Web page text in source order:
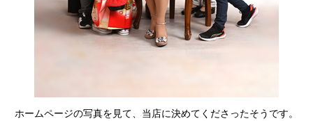
ホームページの写真を見て、当店に決めてくださったそうです。